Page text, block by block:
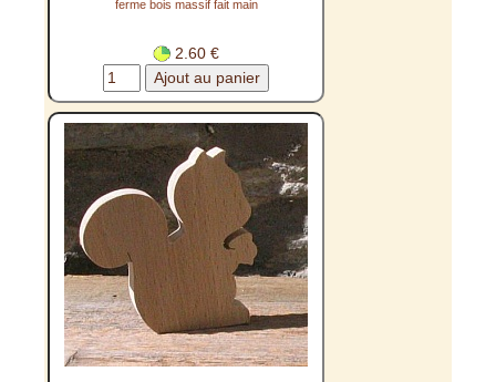
ferme bois massif fait main
2.60 €